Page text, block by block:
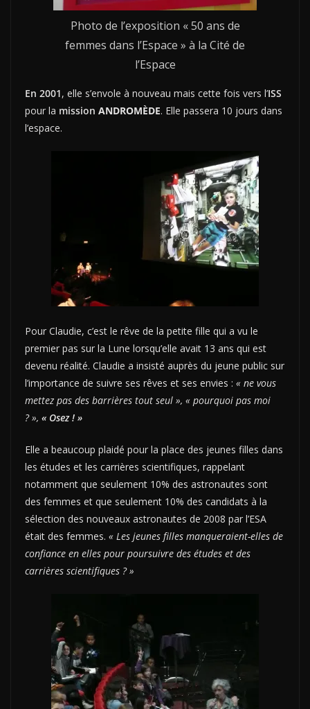
Photo de l’exposition « 50 ans de
femmes dans l’Espace » à la Cité de
l’Espace
En 2001, elle s’envole à nouveau mais cette fois vers l’ISS
pour la mission ANDROMÈDE. Elle passera 10 jours dans
l’espace.
Pour Claudie, c’est le rêve de la petite fille qui a vu le
premier pas sur la Lune lorsqu’elle avait 13 ans qui est
devenu réalité. Claudie a insisté auprès du jeune public sur
l’importance de suivre ses rêves et ses envies : « ne vous
mettez pas des barrières tout seul », « pourquoi pas moi
? », « Osez ! »
Elle a beaucoup plaidé pour la place des jeunes filles dans
les études et les carrières scientifiques, rappelant
notamment que seulement 10% des astronautes sont
des femmes et que seulement 10% des candidats à la
sélection des nouveaux astronautes de 2008 par l’ESA
était des femmes. « Les jeunes filles manqueraient-elles de
confiance en elles pour poursuivre des études et des
carrières scientifiques ? »